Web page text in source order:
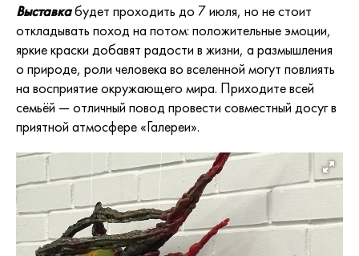
Выставкабудет проходить до 7 июля, но не стоит
откладывать поход на потом: положительные эмоции,
яркие краски добавят радости в жизни, а размышления
о природе, роли человека во вселенной могут повлиять
на восприятие окружающего мира. Приходите всей
семьёй — отличный повод провести совместный досуг в
приятной атмосфере «Галереи».